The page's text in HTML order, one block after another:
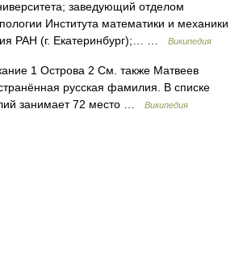
заведующий отделом
Института математики и механики
РАН (г. Екатеринбург);… …
Википедия
1 Острова 2 См. также Матвеев
русская фамилия. В списке
занимает 72 место …
Википедия